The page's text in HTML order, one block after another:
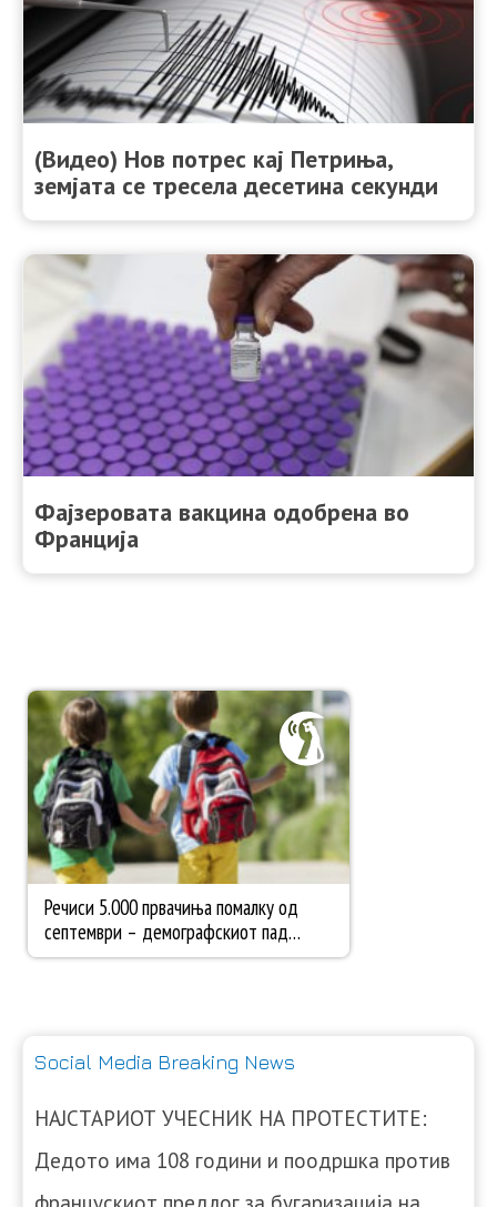
(Видео) Нов потрес кај Петриња,
земјата се тресела десетина секунди
Фајзеровата вакцина одобрена во
Франција
Social Media Breaking News
НАЈСТАРИОТ УЧЕСНИК НА ПРОТЕСТИТЕ:
Дедото има 108 години и поодршка против